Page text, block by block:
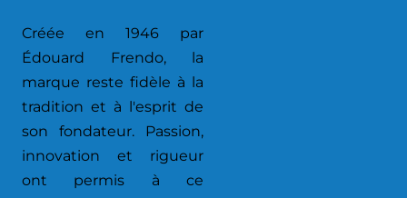
Créée en 1946 par
Édouard Frendo, la
marque reste fidèle à la
tradition et à l'esprit de
son fondateur. Passion,
innovation et rigueur
ont permis à ce